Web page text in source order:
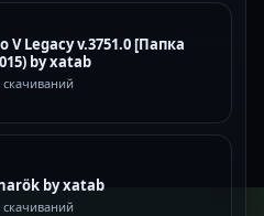
Legacy v.3751.0 [Папка
by xatab
скачиваний
by xatab
скачиваний